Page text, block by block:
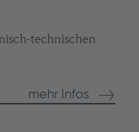
technischen
mehr Infos